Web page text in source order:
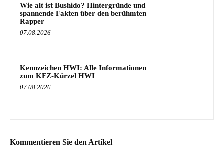
Wie alt ist Bushido? Hintergründe und
spannende Fakten über den berühmten
Rapper
07.08.2026
Kennzeichen HWI: Alle Informationen
zum KFZ-Kürzel HWI
07.08.2026
Kommentieren Sie den Artikel